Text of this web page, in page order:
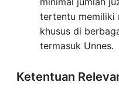
tertentu memiliki
khusus di
termasuk Unnes.
Ketentuan